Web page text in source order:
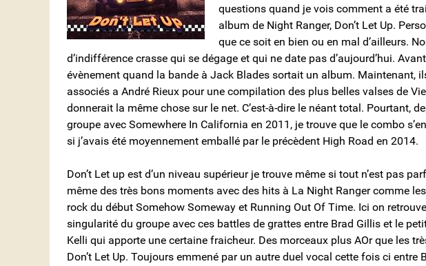
questions quand je vois comment a été
album de Night Ranger, Don’t Let Up.
que ce soit en bien ou en mal d’ailleurs.
d’indifférence crasse qui se dégage et qui ne date pas d’aujourd’hui.
évènement quand la bande à Jack Blades sortait un album. Maintenant,
associés a André Rieux pour une compilation des plus belles valses de
donnerait la même chose sur le net. C’est-à-dire le néant total. Pourtant,
groupe avec Somewhere In California en 2011, je trouve que le combo
si j’avais été moyennement emballé par le précèdent High Road en 2014.
Don’t Let up est d’un niveau supérieur je trouve même si tout n’est pas
même des très bons moments avec des hits à La Night Ranger comme
rock du début Somehow Someway et Running Out Of Time. Ici on
singularité du groupe avec ces battles de grattes entre Brad Gillis et le
Kelli qui apporte une certaine fraicheur. Des morceaux plus AOr que les
Don’t Let Up. Toujours emmené par un autre duel vocal cette fois ci entre